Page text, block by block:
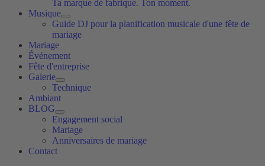
Ta marque de fabrique. Ton moment.
Musique
Guide DJ pour la planification musicale d'une fête de
mariage
Mariage
Événement
Fête d'entreprise
Galerie
Technique
Ambiant
BLOG
Engagement social
Mariage
Anniversaires de mariage
Contact